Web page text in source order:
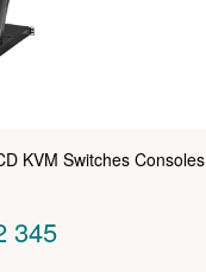
KVM Switches Consoles
345